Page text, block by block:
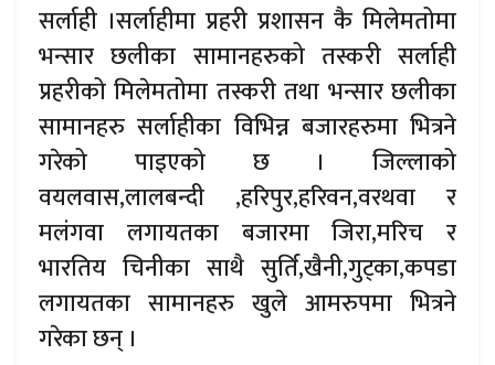
सर्लाही ।सर्लाहीमा प्रहरी प्रशासन कै मिलेमतोमा
भन्सार छलीका सामानहरुको तस्करी सर्लाही
प्रहरीको मिलेमतोमा तस्करी तथा भन्सार छलीका
सामानहरु सर्लाहीका विभिन्न बजारहरुमा भित्रने
गरेको पाइएको छ । जिल्लाको
वयलवास,लालबन्दी ,हरिपुर,हरिवन,वरथवा र
मलंगवा लगायतका बजारमा जिरा,मरिच र
भारतिय चिनीका साथै सुर्ति,खैनी,गुट्का,कपडा
लगायतका सामानहरु खुले आमरुपमा भित्रने
गरेका छन् ।